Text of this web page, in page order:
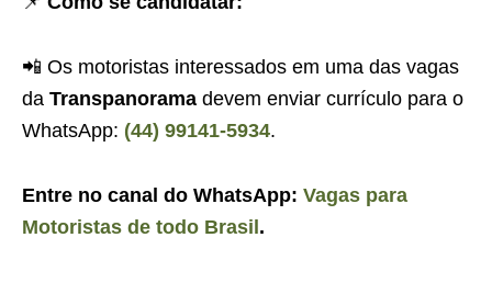
📲 Os motoristas interessados em uma das vagas
da Transpanorama devem enviar currículo para o
WhatsApp: (44) 99141-5934.
Entre no canal do WhatsApp: Vagas para
Motoristas de todo Brasil .